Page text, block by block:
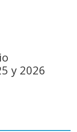
y 2026